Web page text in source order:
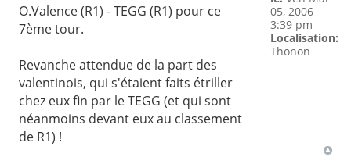
O.Valence (R1) - TEGG (R1) pour ce
7ème tour.
Revanche attendue de la part des
valentinois, qui s'étaient faits étriller
chez eux fin par le TEGG (et qui sont
néanmoins devant eux au classement
de R1) !
05, 2006
3:39 pm
Localisation:
Thonon